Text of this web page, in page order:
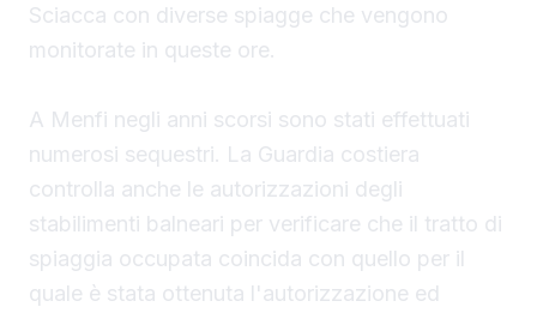
Sciacca con diverse spiagge che vengono
monitorate in queste ore.
A Menfi negli anni scorsi sono stati effettuati
numerosi sequestri. La Guardia costiera
controlla anche le autorizzazioni degli
stabilimenti balneari per verificare che il tratto di
spiaggia occupata coincida con quello per il
quale è stata ottenuta l'autorizzazione ed